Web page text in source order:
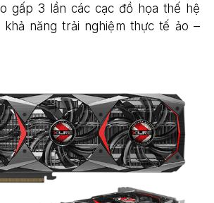
gấp 3 lần các cạc đồ họa thế hệ
năng trải nghiệm thực tế ảo –